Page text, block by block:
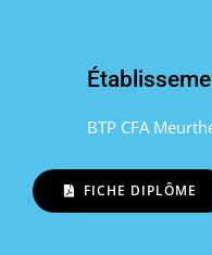
BTP CFA
FICHE DIPLÔME